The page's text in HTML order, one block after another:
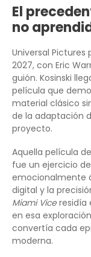
El
no
Universal
2027, con Eric
guión. Kosinski
película que
material clásico
de la adaptación
proyecto.
Aquella película
fue un ejercicio
emocionalmente
digital y la
Miami Viceresidía
en esa
convertía cada
moderna.